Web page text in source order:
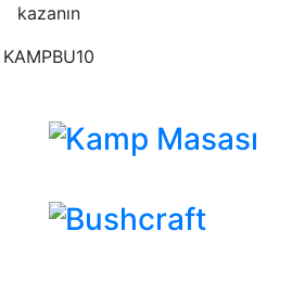
kazanın
KAMPBU10
Kamp Masası
Bushcraft